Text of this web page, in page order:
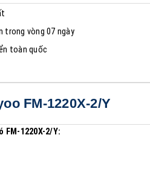
trong vòng 07 ngày
toàn quốc
FM-1220X-2/Y
FM-1220X-2/Y: